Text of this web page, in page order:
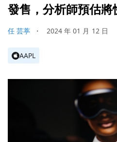
發售，分析師預估將
任 芸葶 ・ 2024 年 01 月 12 日
AAPL